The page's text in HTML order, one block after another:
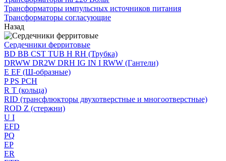
Трансформаторы импульсных источников питания
Трансформаторы согласующие
Назад
Сердечники ферритовые
BD BB CST TUB H RH (Трубка)
DRWW DR2W DRH IG IN I RWW (Гантели)
E EF (Ш-образные)
P PS PCH
R T (кольца)
RID (трансфлюкторы двухотверстные и многоотверстные)
ROD Z (стержни)
U I
EFD
PQ
EP
ER